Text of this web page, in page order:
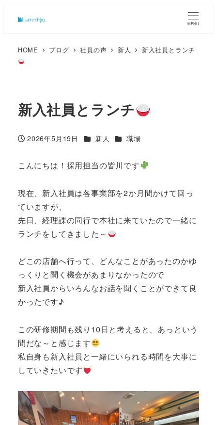
MENU
HOME ブログ 社員の声 新人 新入社員とランチ
新入社員とランチ
投稿日
2026年5月19日 カテゴリー
新人 カテゴリー
職場
こんにちは！採用担当の皆川です
現在、新入社員は各事業部を2か月間かけて回っ
ていますが、
先日、経理課の同行で本社に来ていたので一緒に
ランチをしてきました～
どこの店舗へ行って、どんなことがあったのかゆ
っくりと聞く機会があまりなかったので
新入社員からいろんなお話を聞くことができて良
かったです♪
この研修期間も残り10日と考えると、あっという
間だな～と感じます
私自身も新入社員と一緒にいられる時間を大事に
していきたいです